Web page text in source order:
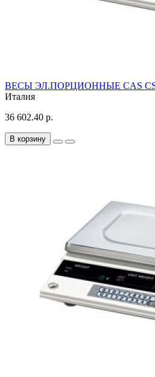
ВЕСЫ ЭЛ.ПОРЦИОННЫЕ CAS
Италия
36 602.40 р.
В корзину